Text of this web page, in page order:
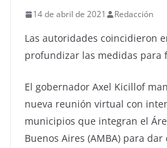
14 de abril de 2021 Redacción
Las autoridades coincidieron
profundizar las medidas para
El gobernador Axel Kicillof
nueva reunión virtual con
municipios que integran el
Buenos Aires (AMBA) para